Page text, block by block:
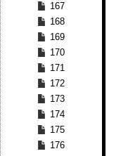
167
168
169
170
171
172
173
174
175
176